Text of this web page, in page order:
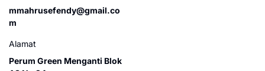
mmahrusefendy@gmail.co
m
Alamat
Perum Green Menganti Blok